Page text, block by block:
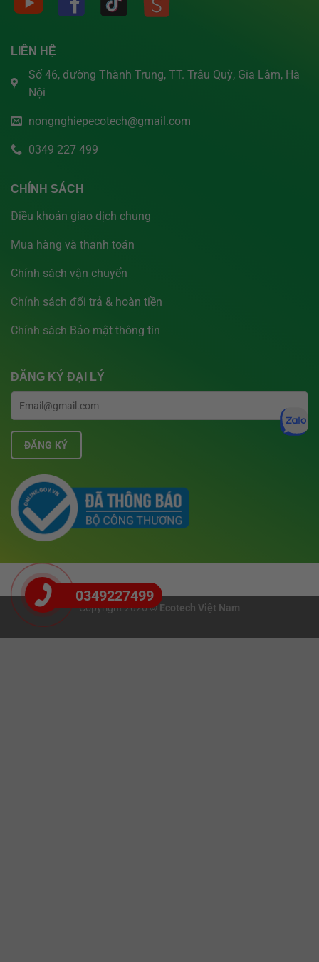
LIÊN HỆ
Số 46, đường Thành Trung, TT. Trâu Quỳ, Gia Lâm, Hà
Nội
nongnghiepecotech@gmail.com
0349 227 499
CHÍNH SÁCH
Điều khoản giao dịch chung
Mua hàng và thanh toán
Chính sách vận chuyển
Chính sách đổi trả & hoàn tiền
Chính sách Bảo mật thông tin
ĐĂNG KÝ ĐẠI LÝ
Copyright 2026 ©Ecotech Việt Nam
0349227499